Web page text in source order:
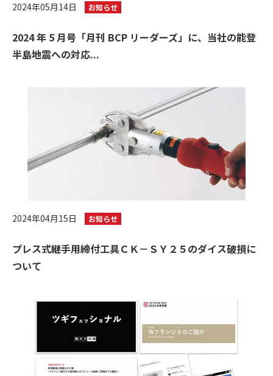
2024年05月14日 お知らせ
2024 年 5 月号「月刊 BCP リーダーズ」に、当社の能登
半島地震への対応...
2024年04月15日 お知らせ
プレス式継手用締付工具ＣＫ－ＳＹ２５のダイス破損に
ついて